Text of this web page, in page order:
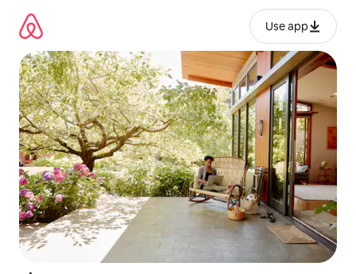
เนื้อหา
Use app